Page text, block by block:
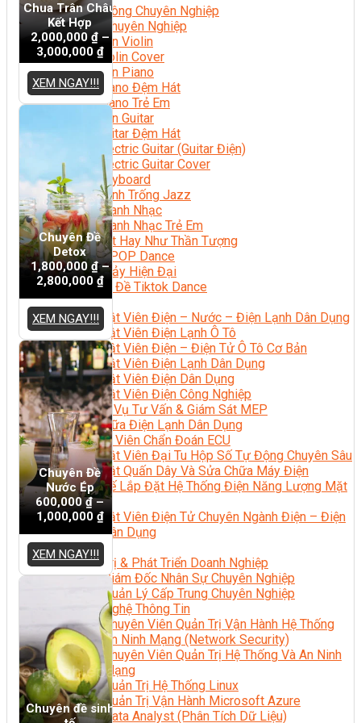
Nhạc Công Chuyên Nghiệp
Ca Sĩ Chuyên Nghiệp
Học Đàn Violin
Học Violin Cover
Học Đàn Piano
Học Piano Đệm Hát
Học Piano Trẻ Em
Học Đàn Guitar
Học Guitar Đệm Hát
Học Electric Guitar (Guitar Điện)
Học Electric Guitar Cover
Học Keyboard
Học Đánh Trống Jazz
Học Thanh Nhạc
Học Thanh Nhạc Trẻ Em
Học Hát Hay Như Thần Tượng
Học K-POP Dance
Học Nhảy Hiện Đại
Chuyên Đề Tiktok Dance
Kỹ Thuật – Công Nghệ
Kỹ Thuật Viên Điện – Nước – Điện Lạnh Dân Dụng
Kỹ Thuật Viên Điện Lạnh Ô Tô
Kỹ Thuật Viên Điện – Điện Tử Ô Tô Cơ Bản
Kỹ Thuật Viên Điện Lạnh Dân Dụng
Kỹ Thuật Viên Điện Dân Dụng
Kỹ Thuật Viên Điện Công Nghiệp
Nghiệp Vụ Tư Vấn & Giám Sát MEP
Sửa Chữa Điện Lạnh Dân Dụng
Chuyên Viên Chẩn Đoán ECU
Kỹ Thuật Viên Đại Tu Hộp Số Tự Động Chuyên Sâu
Kỹ Thuật Quấn Dây Và Sửa Chữa Máy Điện
Thiết Kế Lắp Đặt Hệ Thống Điện Năng Lượng Mặt
Trời
Kỹ Thuật Viên Điện Tử Chuyên Ngành Điện – Điện
Lạnh Dân Dụng
Ngành Khác
Quản Trị & Phát Triển Doanh Nghiệp
Giám Đốc Nhân Sự Chuyên Nghiệp
Quản Lý Cấp Trung Chuyên Nghiệp
Công Nghệ Thông Tin
Chuyên Viên Quản Trị Vận Hành Hệ Thống
An Ninh Mạng (Network Security)
Chuyên Viên Quản Trị Hệ Thống Và An Ninh
Mạng
Quản Trị Hệ Thống Linux
Quản Trị Vận Hành Microsoft Azure
Data Analyst (Phân Tích Dữ Liệu)
Chua Trân Châu
Kết Hợp
2,000,000₫–
3,000,000 ₫
XEM NGAY!!!
Chuyên Đề
Detox
1,800,000₫–
2,800,000 ₫
XEM NGAY!!!
Chuyên Đề
Nước Ép
600,000₫–
1,000,000 ₫
XEM NGAY!!!
Chuyên đề sinh